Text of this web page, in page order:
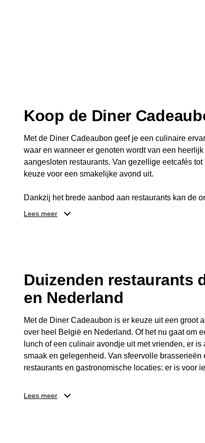
Koop de Diner
Met de Diner Cadeaubon geef je een culinaire
waar en wanneer er genoten wordt van een
aangesloten restaurants. Van gezellige eetcafés
keuze voor een smakelijke avond uit.
Dankzij het brede aanbod aan restaurants kan de
kiezen die past bij de smaak en gelegenheid. Zo
Lees meer
Duizenden restaurants
en Nederland
Met de Diner Cadeaubon is er keuze uit een groot
over heel België en Nederland. Of het nu gaat om
lunch of een culinair avondje uit met vrienden, er
smaak en gelegenheid. Van sfeervolle brasserieën
restaurants en gastronomische locaties: er is voor
Dankzij het brede aanbod is er altijd een restaurant
Lees meer